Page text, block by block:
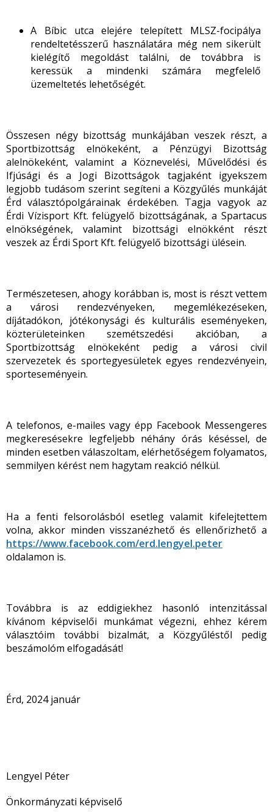
A Bíbic utca elejére telepített MLSZ-focipálya
rendeltetésszerű használatára még nem sikerült
kielégítő megoldást találni, de továbbra is
keressük a mindenki számára megfelelő
üzemeltetés lehetőségét.
Összesen négy bizottság munkájában veszek részt, a
Sportbizottság elnökeként, a Pénzügyi Bizottság
alelnökeként, valamint a Köznevelési, Művelődési és
Ifjúsági és a Jogi Bizottságok tagjaként igyekszem
legjobb tudásom szerint segíteni a Közgyűlés munkáját
Érd választópolgárainak érdekében. Tagja vagyok az
Érdi Vízisport Kft. felügyelő bizottságának, a Spartacus
elnökségének, valamint bizottsági elnökként részt
veszek az Érdi Sport Kft. felügyelő bizottsági ülésein.
Természetesen, ahogy korábban is, most is részt vettem
a városi rendezvényeken, megemlékezéseken,
díjátadókon, jótékonysági és kulturális eseményeken,
közterületeinken szemétszedési akcióban, a
Sportbizottság elnökeként pedig a városi civil
szervezetek és sportegyesületek egyes rendezvényein,
sporteseményein.
A telefonos, e-mailes vagy épp Facebook Messengeres
megkeresésekre legfeljebb néhány órás késéssel, de
minden esetben válaszoltam, elérhetőségem folyamatos,
semmilyen kérést nem hagytam reakció nélkül.
Ha a fenti felsorolásból esetleg valamit kifelejtettem
volna, akkor minden visszanézhető és ellenőrizhető a
https://www.facebook.com/erd.lengyel.peter
oldalamon is.
Továbbra is az eddigiekhez hasonló intenzitással
kívánom képviselői munkámat végezni, ehhez kérem
választóim további bizalmát, a Közgyűléstől pedig
beszámolóm elfogadását!
Érd, 2024 január
Lengyel Péter
Önkormányzati képviselő